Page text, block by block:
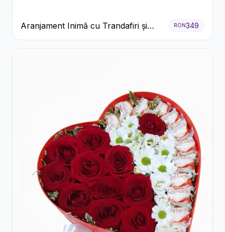
Aranjament Inimă cu Trandafiri și
Praline Ferrero
RON349